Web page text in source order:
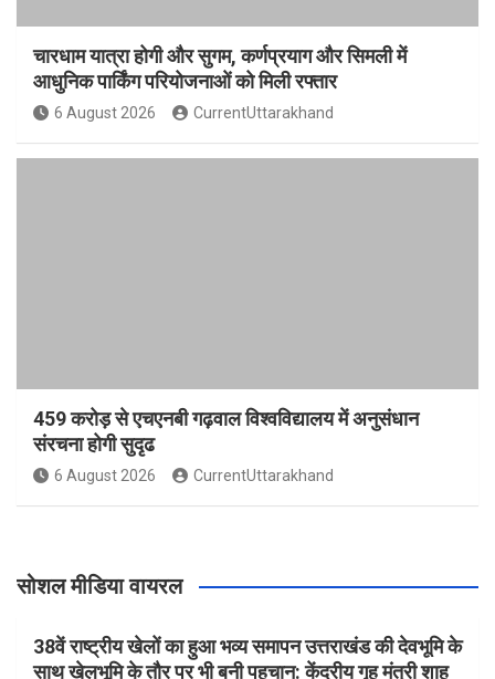
चारधाम यात्रा होगी और सुगम, कर्णप्रयाग और सिमली में
आधुनिक पार्किंग परियोजनाओं को मिली रफ्तार
6 August 2026 CurrentUttarakhand
459 करोड़ से एचएनबी गढ़वाल विश्वविद्यालय में अनुसंधान
संरचना होगी सुदृढ
6 August 2026 CurrentUttarakhand
सोशल मीडिया वायरल
38वें राष्ट्रीय खेलों का हुआ भव्य समापन उत्तराखंड की देवभूमि के
साथ खेलभूमि के तौर पर भी बनी पहचान: केंद्रीय गृह मंत्री शाह